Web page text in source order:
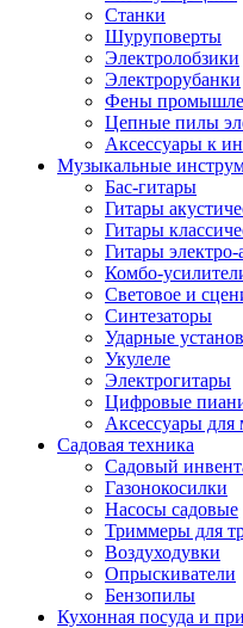
Станки
Шуруповерты
Электролобзики
Электрорубанки
Фены
Цепные пилы
Аксессуары к
Музыкальные
Бас-гитары
Гитары
Гитары
Гитары электро-
Комбо-
Световое и
Синтезаторы
Ударные
Укулеле
Электрогитары
Цифровые
Аксессуары для
Садовая техника
Садовый
Газонокосилки
Насосы садовые
Триммеры для
Воздуходувки
Опрыскиватели
Бензопилы
Кухонная посуда и